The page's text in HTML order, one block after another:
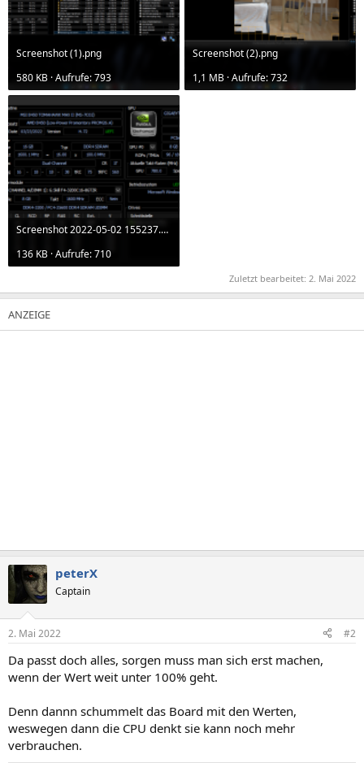
Screenshot (1).png
580 KB · Aufrufe: 793
Screenshot (2).png
1,1 MB · Aufrufe: 732
Screenshot 2022-05-02 155237.png
136 KB · Aufrufe: 710
Zuletzt bearbeitet: 2. Mai 2022
peterX
Captain
2. Mai 2022 #2
Da passt doch alles, sorgen muss man sich erst machen,
wenn der Wert weit unter 100% geht.
Denn dannn schummelt das Board mit den Werten,
weswegen dann die CPU denkt sie kann noch mehr
verbrauchen.